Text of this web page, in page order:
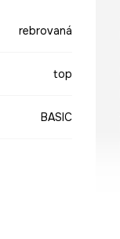
rebrovaná
top
BASIC